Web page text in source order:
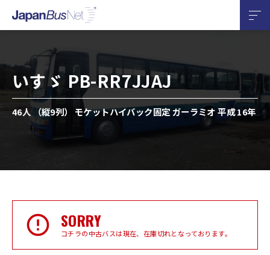
いすゞ PB-RR7JJAJ
46人 （縦9列） モケットハイバック固定 ガーラミオ 平成 16年
SORRY
コチラの中古バスは現在、在庫切れとなっております。